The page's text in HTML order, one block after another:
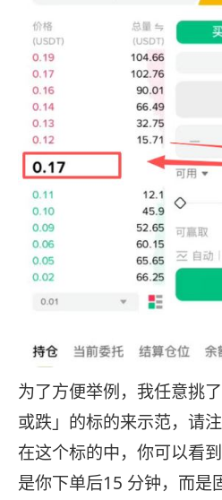
为了方便举例，我任意挑
或跌」的标的来示范，请
在这个标的中，你可以看
是你下单后15 分钟，而是